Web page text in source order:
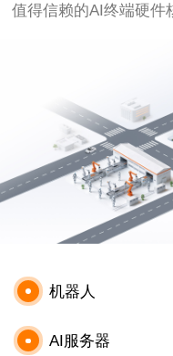
机器人
AI服务器
值得信赖的AI终端硬件